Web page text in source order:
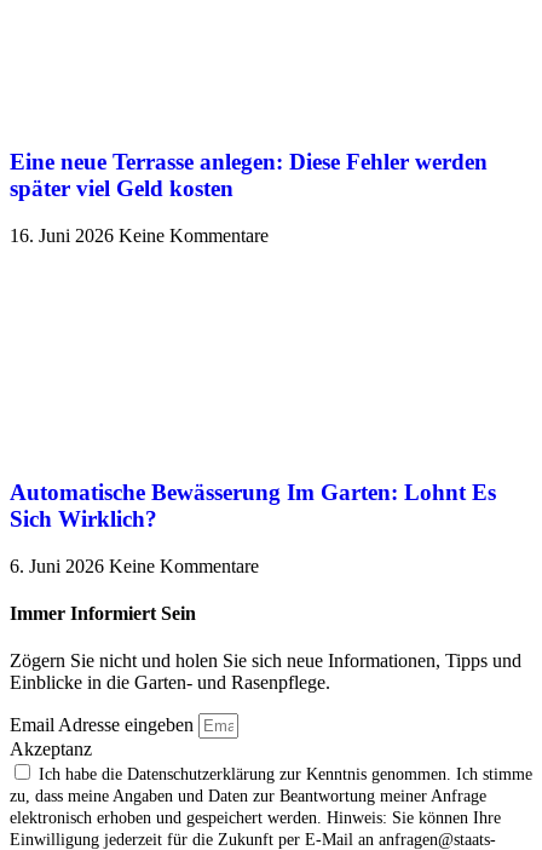
Eine neue Terrasse anlegen: Diese Fehler werden
später viel Geld kosten
16. Juni 2026 Keine Kommentare
Automatische Bewässerung Im Garten: Lohnt Es
Sich Wirklich?
6. Juni 2026 Keine Kommentare
Immer Informiert Sein
Zögern Sie nicht und holen Sie sich neue Informationen, Tipps und
Einblicke in die Garten- und Rasenpflege.
Email Adresse eingeben
Akzeptanz
Ich habe die Datenschutzerklärung zur Kenntnis genommen. Ich stimme
zu, dass meine Angaben und Daten zur Beantwortung meiner Anfrage
elektronisch erhoben und gespeichert werden. Hinweis: Sie können Ihre
Einwilligung jederzeit für die Zukunft per E‑Mail an anfragen@staats-